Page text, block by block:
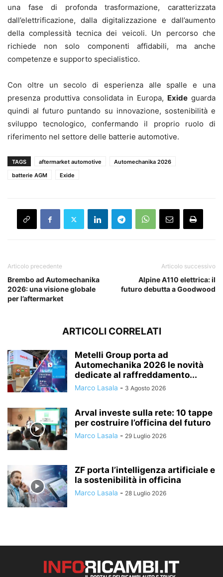
una fase di profonda trasformazione, caratterizzata
dall’elettrificazione, dalla digitalizzazione e dall’aumento
della complessità tecnica dei veicoli. Un percorso che
richiede non solo componenti affidabili, ma anche
competenze e supporto specialistico.
Con oltre un secolo di esperienza alle spalle e una
presenza produttiva consolidata in Europa, Exide guarda
quindi al futuro puntando su innovazione, sostenibilità e
sviluppo tecnologico, confermando il proprio ruolo di
riferimento nel settore delle batterie automotive.
TAGS aftermarket automotive
Automechanika 2026
batterie AGM
Exide
Articolo precedente
Brembo ad Automechanika
2026: una visione globale
per l’aftermarket
Articolo successivo
Alpine A110 elettrica: il
futuro debutta a Goodwood
ARTICOLI CORRELATI
Metelli Group porta ad
Automechanika 2026 le novità
dedicate al raffreddamento...
Marco Lasala - 3 Agosto 2026
Arval investe sulla rete: 10 tappe
per costruire l’officina del futuro
Marco Lasala - 29 Luglio 2026
ZF porta l’intelligenza artificiale e
la sostenibilità in officina
Marco Lasala - 28 Luglio 2026